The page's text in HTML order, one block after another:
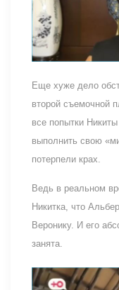
Еще хуже дело
второй съемочной
все попытки
выполнить свою
потерпели крах.
Ведь в реальном
Никитка, что
Веронику. И его
занята.